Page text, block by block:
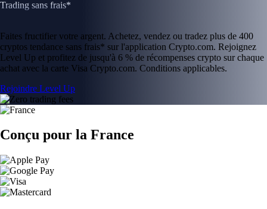
Trading sans frais*
Faites fructifier votre argent. Achetez, vendez ou tradez plus de 400
cryptos tendance sans frais* sur l'application Crypto.com. Rejoignez
Level Up et profitez de jusqu'à 6 % de récompenses crypto sur chaque
achat avec la carte Visa Crypto.com. Conditions applicables.
Rejoindre Level Up
Conçu pour la France